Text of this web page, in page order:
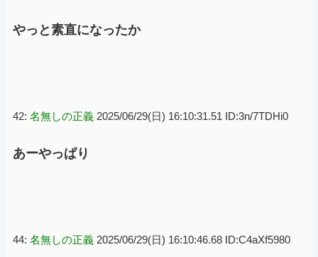
やっと素直になったか
42: 名無しの正義 2025/06/29(日) 16:10:31.51 ID:3n/7TDHi0
あーやっぱり
44: 名無しの正義 2025/06/29(日) 16:10:46.68 ID:C4aXf5980